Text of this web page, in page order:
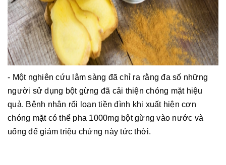
- Một nghiên cứu lâm sàng đã chỉ ra rằng đa số những
người sử dụng bột gừng đã cải thiện chóng mặt hiệu
quả. Bệnh nhân rối loạn tiền đình khi xuất hiện cơn
chóng mặt có thể pha 1000mg bột gừng vào nước và
uống để giảm triệu chứng này tức thời.